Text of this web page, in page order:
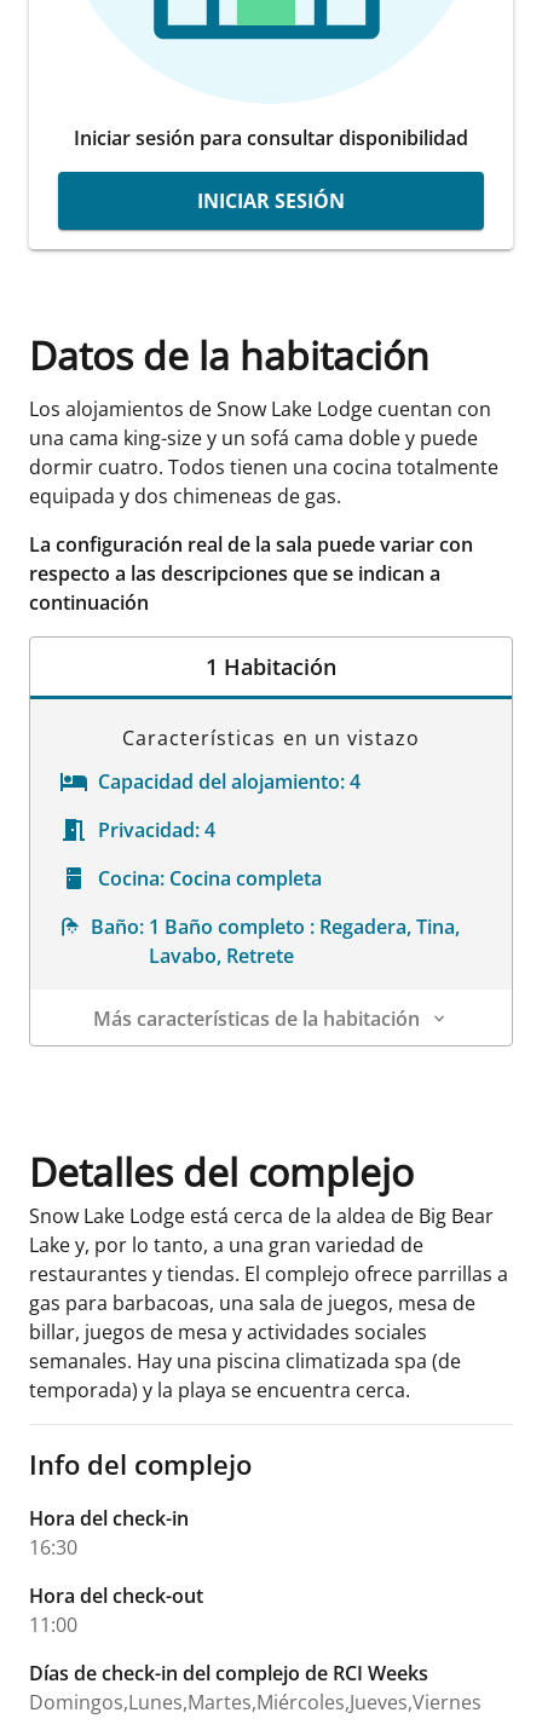
Iniciar sesión para consultar disponibilidad
INICIAR SESIÓN
Datos de la habitación
Los alojamientos de Snow Lake Lodge cuentan con
una cama king-size y un sofá cama doble y puede
dormir cuatro. Todos tienen una cocina totalmente
equipada y dos chimeneas de gas.
La configuración real de la sala puede variar con
respecto a las descripciones que se indican a
continuación
1 Habitación
Características en un vistazo
Capacidad del alojamiento:4
Privacidad:4
Cocina: Cocina completa
Baño: 1 Baño completo : Regadera, Tina,
Lavabo, Retrete
Más características de la habitación
Detalles del complejo
Snow Lake Lodge está cerca de la aldea de Big Bear
Lake y, por lo tanto, a una gran variedad de
restaurantes y tiendas. El complejo ofrece parrillas a
gas para barbacoas, una sala de juegos, mesa de
billar, juegos de mesa y actividades sociales
semanales. Hay una piscina climatizada spa (de
temporada) y la playa se encuentra cerca.
Info del complejo
Hora del check-in
16:30
Hora del check-out
11:00
Días de check-in del complejo de RCI Weeks
Domingos,Lunes,Martes,Miércoles,Jueves,Viernes